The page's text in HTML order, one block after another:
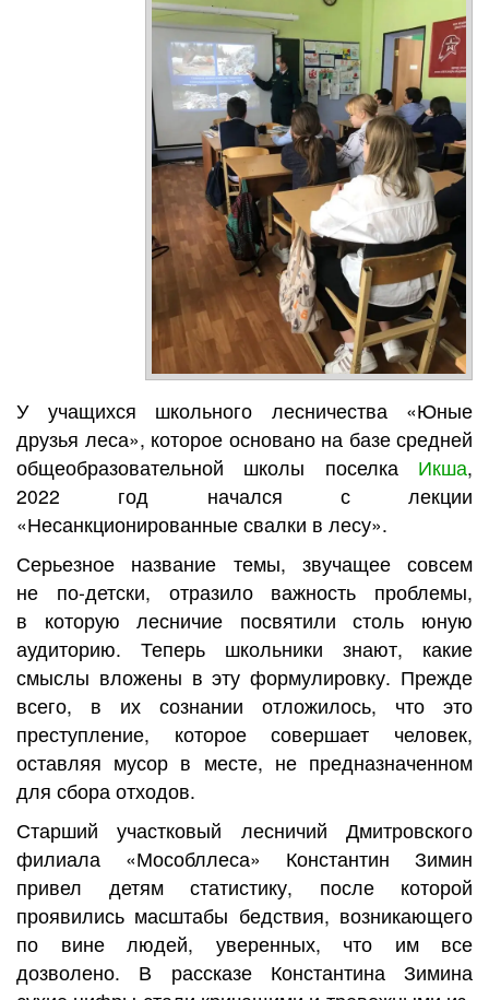
У учащихся школьного лесничества «Юные
друзья леса», которое основано на базе средней
общеобразовательной школы поселка Икша,
2022 год начался с лекции
«Несанкционированные свалки в лесу».
Серьезное название темы, звучащее совсем
не по-детски, отразило важность проблемы,
в которую лесничие посвятили столь юную
аудиторию. Теперь школьники знают, какие
смыслы вложены в эту формулировку. Прежде
всего, в их сознании отложилось, что это
преступление, которое совершает человек,
оставляя мусор в месте, не предназначенном
для сбора отходов.
Старший участковый лесничий Дмитровского
филиала «Мособллеса» Константин Зимин
привел детям статистику, после которой
проявились масштабы бедствия, возникающего
по вине людей, уверенных, что им все
дозволено. В рассказе Константина Зимина